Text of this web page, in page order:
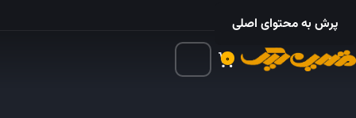
۰۲۱ – ۵۵۲۴ ۵۳۲۵
۰
پرش به محتوای اصلی